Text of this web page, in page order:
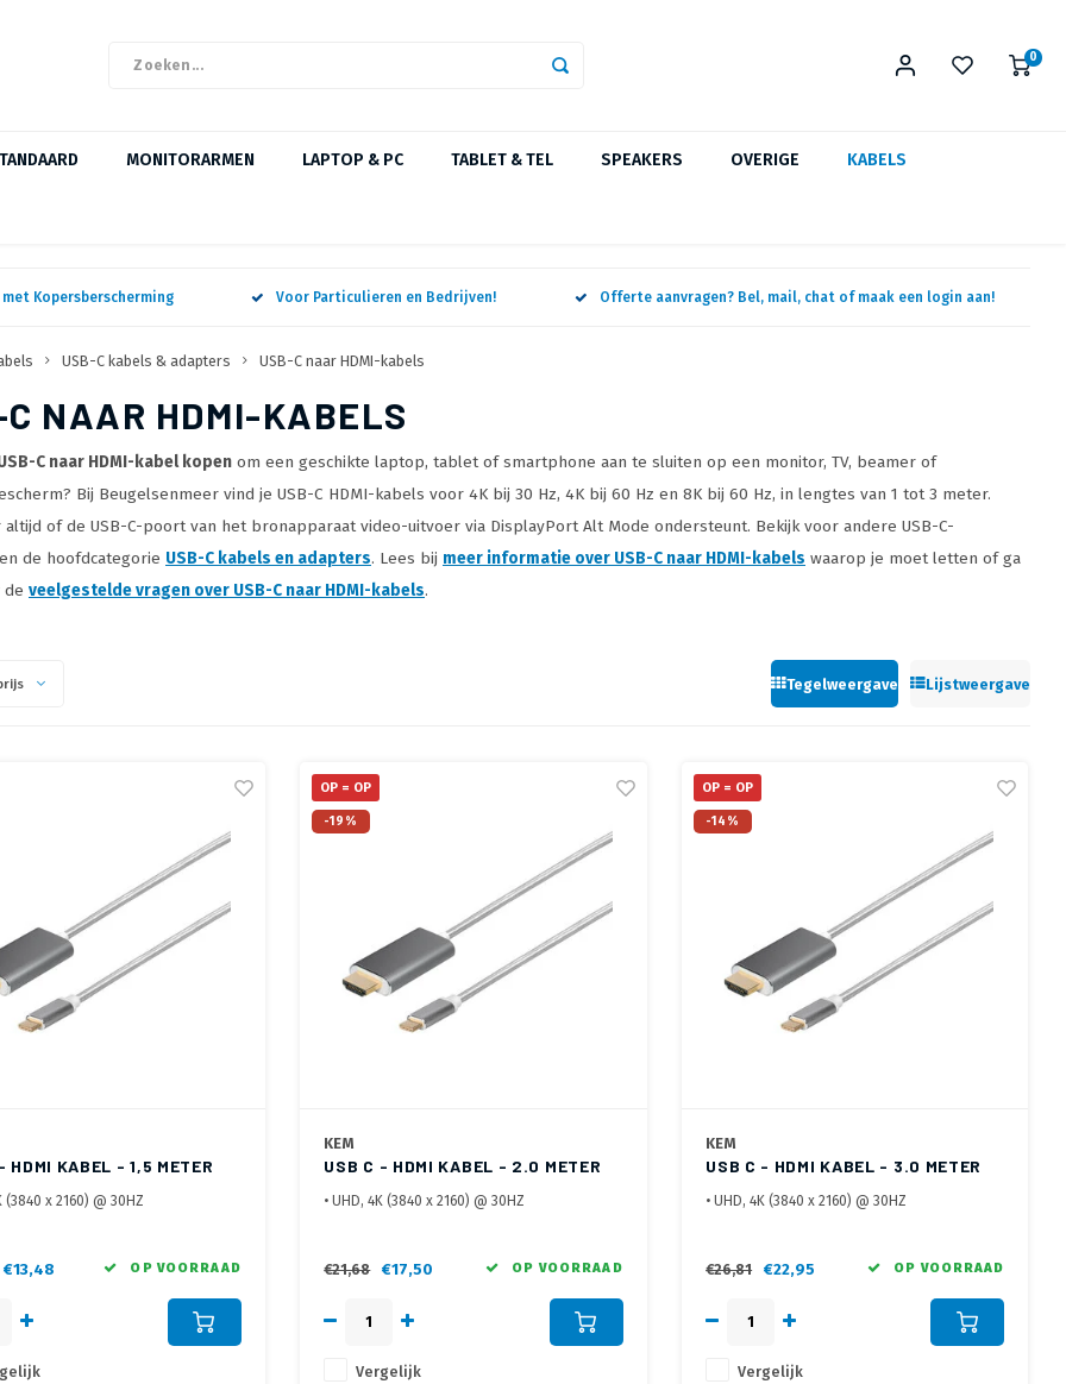
0
MONITORARMEN LAPTOP & PC TABLET & TEL SPEAKERS OVERIGE KABELS
Kopersberscherming Voor Particulieren en Bedrijven! Offerte aanvragen? Bel, mail, chat of maak een login aan!
USB-C kabels & adapters USB-C naar HDMI-kabels
NAAR HDMI-KABELS
C naar HDMI-kabel kopen om een geschikte laptop, tablet of smartphone aan te sluiten op een monitor, TV, beamer of
Bij Beugelsenmeer vind je USB-C HDMI-kabels voor 4K bij 30 Hz, 4K bij 60 Hz en 8K bij 60 Hz, in lengtes van 1 tot 3 meter.
of de USB-C-poort van het bronapparaat video-uitvoer via DisplayPort Alt Mode ondersteunt. Bekijk voor andere USB-C-
de hoofdcategorie USB-C kabels en adapters. Lees bij meer informatie over USB-C naar HDMI-kabels waarop je moet letten of ga
de veelgestelde vragen over USB-C naar HDMI-kabels.
Tegelweergave Lijstweergave
HDMI KABEL - 1,5 METER
(3840 x 2160) @ 30HZ
€13,48 OP VOORRAAD
OP = OP
-19%
KEM
USB C - HDMI KABEL - 2.0 METER
• UHD, 4K (3840 x 2160) @ 30HZ
€21,68
€17,50 OP VOORRAAD
Vergelijk
OP = OP
-14%
KEM
USB C - HDMI KABEL - 3.0 METER
• UHD, 4K (3840 x 2160) @ 30HZ
€26,81
€22,95 OP VOORRAAD
Vergelijk